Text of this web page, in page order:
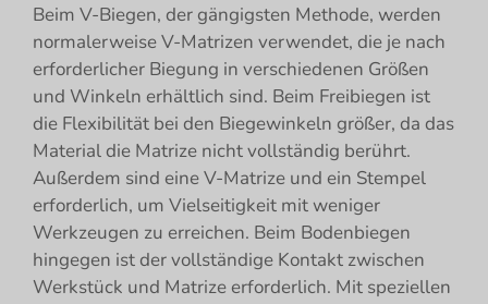
Beim V-Biegen, der gängigsten Methode, werden
normalerweise V-Matrizen verwendet, die je nach
erforderlicher Biegung in verschiedenen Größen
und Winkeln erhältlich sind. Beim Freibiegen ist
die Flexibilität bei den Biegewinkeln größer, da das
Material die Matrize nicht vollständig berührt.
Außerdem sind eine V-Matrize und ein Stempel
erforderlich, um Vielseitigkeit mit weniger
Werkzeugen zu erreichen. Beim Bodenbiegen
hingegen ist der vollständige Kontakt zwischen
Werkstück und Matrize erforderlich. Mit speziellen